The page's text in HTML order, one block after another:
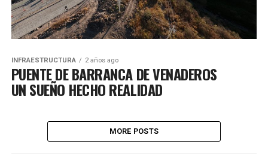
INFRAESTRUCTURA 2 años ago
PUENTE DE BARRANCA DE VENADEROS
UN SUEÑO HECHO REALIDAD
MORE POSTS